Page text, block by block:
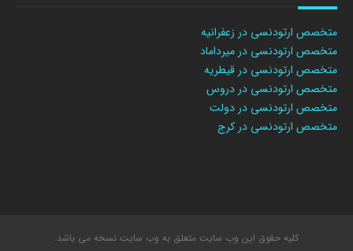
متخصص ارتودنسی در زعفرانیه
متخصص ارتودنسی در میرداماد
متخصص ارتودنسی در قیطریه
متخصص ارتودنسی در دروس
متخصص ارتودنسی در دولت
متخصص ارتودنسی در کرج
کلیه حقوق این وب سایت متعلق به وب سایت نسخه می باشد.